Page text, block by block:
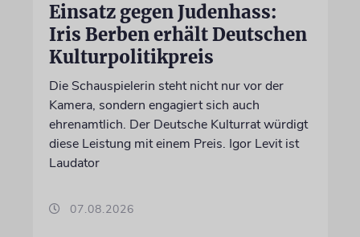
Einsatz gegen Judenhass:
Iris Berben erhält Deutschen
Kulturpolitikpreis
Die Schauspielerin steht nicht nur vor der
Kamera, sondern engagiert sich auch
ehrenamtlich. Der Deutsche Kulturrat würdigt
diese Leistung mit einem Preis. Igor Levit ist
Laudator
07.08.2026